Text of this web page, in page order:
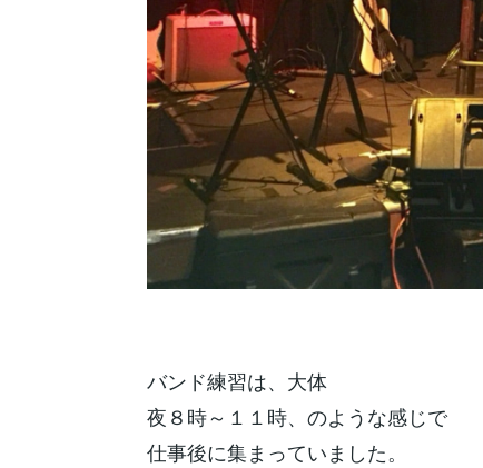
バンド練習は、大体
夜８時～１１時、のような感じで
仕事後に集まっていました。